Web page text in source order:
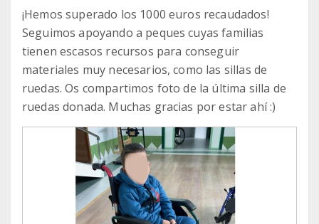
¡Hemos superado los 1000 euros recaudados!
Seguimos apoyando a peques cuyas familias
tienen escasos recursos para conseguir
materiales muy necesarios, como las sillas de
ruedas. Os compartimos foto de la última silla de
ruedas donada. Muchas gracias por estar ahí :)